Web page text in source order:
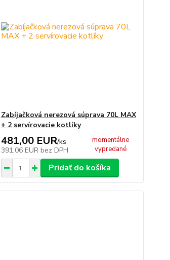
Zabíjačková nerezová súprava 70L MAX
+ 2 servírovacie kotlíky
481,00 EUR/ks
391,06 EUR bez DPH
momentálne
vypredané
Pridať do košíka